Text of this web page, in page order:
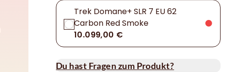
Trek Domane+ SLR 7 EU 62
Carbon Red Smoke
10.099,00 €
Du hast Fragen zum Produkt?